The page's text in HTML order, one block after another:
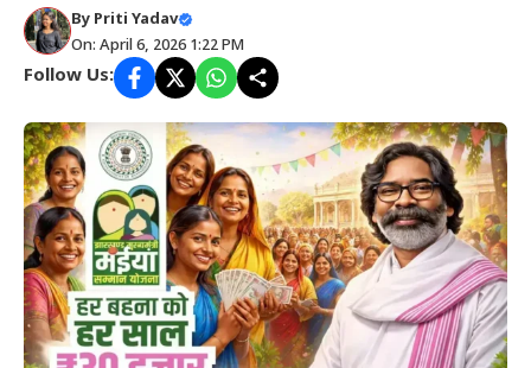
By Priti Yadav
On: April 6, 2026 1:22 PM
Follow Us: